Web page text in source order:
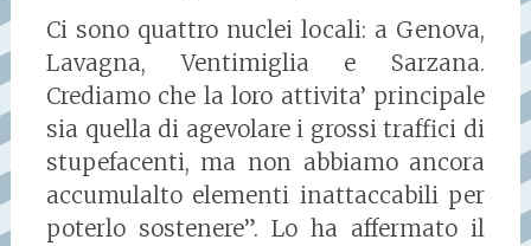
Ci sono quattro nuclei locali: a Genova,
Lavagna, Ventimiglia e Sarzana.
Crediamo che la loro attivita’ principale
sia quella di agevolare i grossi traffici di
stupefacenti, ma non abbiamo ancora
accumulalto elementi inattaccabili per
poterlo sostenere”. Lo ha affermato il